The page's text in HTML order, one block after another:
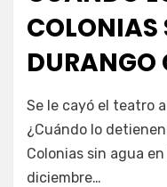
COLONIAS
DURANGO
por Fernando Miranda
Se le cayó el teatro
¿Cuándo lo
Colonias sin agua
diciembre…